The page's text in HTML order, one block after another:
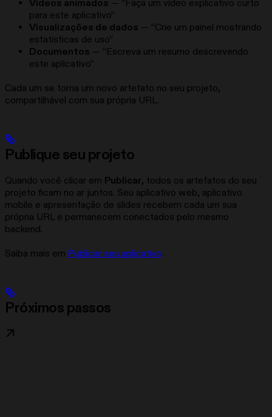
Vídeos animados — “Faça um vídeo explicativo curto
para este aplicativo”
Visualizações de dados — “Crie um painel mostrando
estatísticas de uso”
Documentos — “Escreva um resumo descrevendo
este aplicativo”
Cada um se torna um novo artefato no seu projeto,
compartilhável com sua própria URL.
Publique seu projeto
Quando você clicar em Publicar, todos os artefatos do seu
projeto ficam no ar juntos. Seu aplicativo web, aplicativo
mobile e apresentação de slides recebem cada um sua
própria URL e permanecem conectados pelo mesmo
backend.
Saiba mais em Publicar seu aplicativo.
Próximos passos